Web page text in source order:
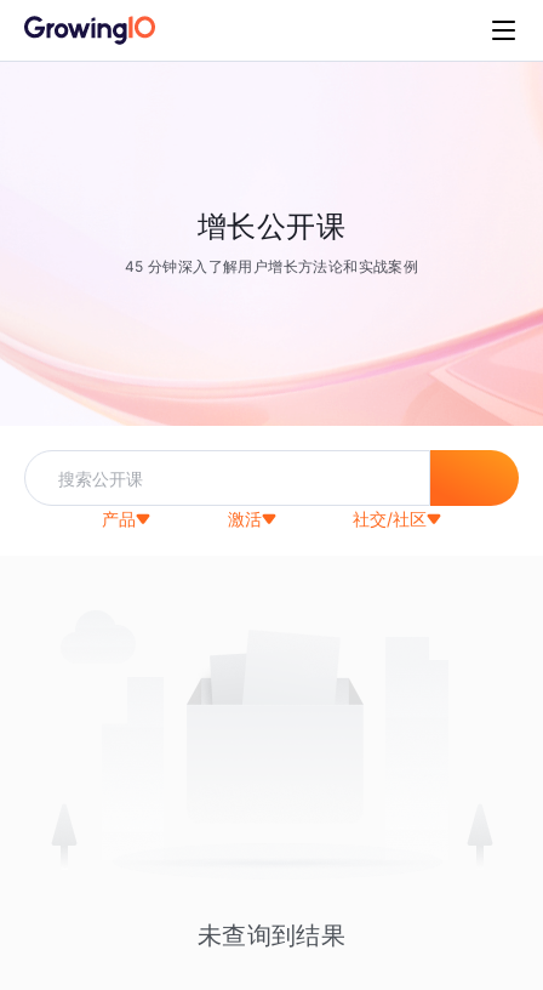
增长公开课
45 分钟深入了解用户增长方法论和实战案例
产品 激活 社交/社区
未查询到结果